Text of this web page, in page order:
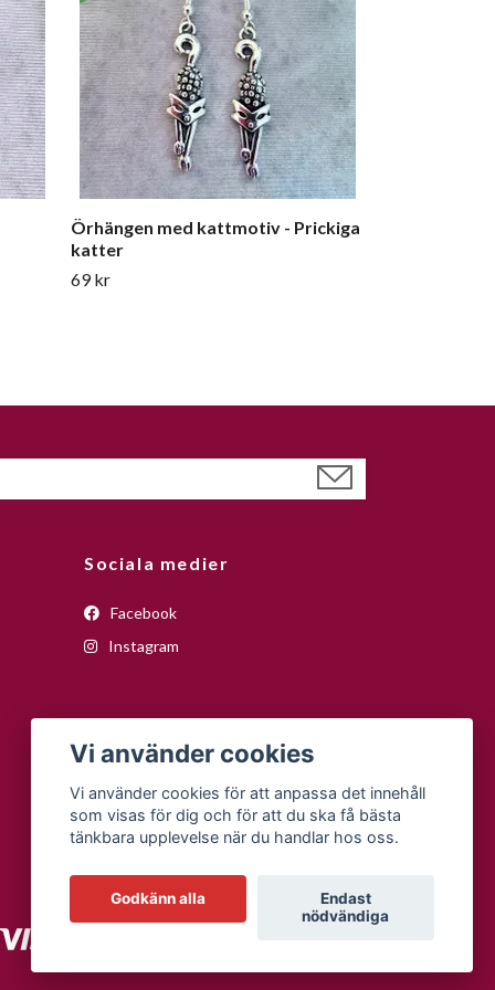
Örhängen med kattmotiv - Prickiga
katter
69 kr
Sociala medier
Facebook
Instagram
Vi använder cookies
Vi använder cookies för att anpassa det innehåll
som visas för dig och för att du ska få bästa
tänkbara upplevelse när du handlar hos oss.
Godkänn alla
Endast
nödvändiga